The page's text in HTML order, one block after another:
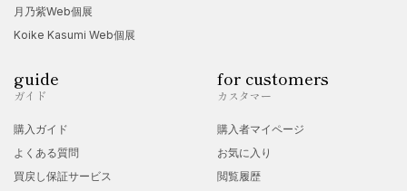
月乃紫Web個展
Koike Kasumi Web個展
guide
ガイド
購入ガイド
よくある質問
買戻し保証サービス
for customers
カスタマー
購入者マイページ
お気に入り
閲覧履歴